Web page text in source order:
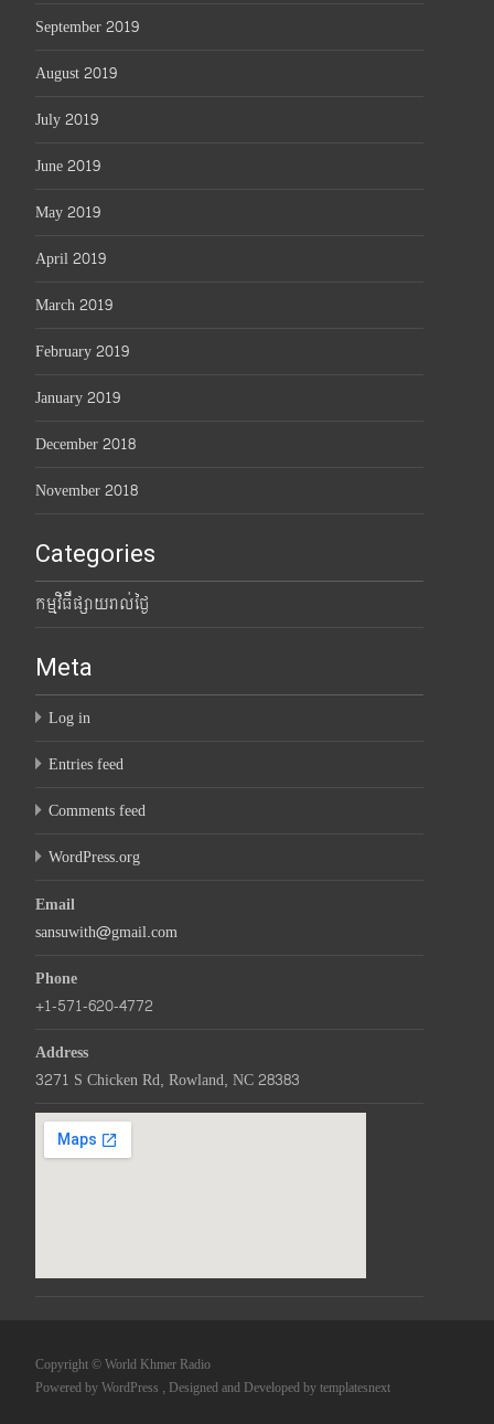
September 2019
August 2019
July 2019
June 2019
May 2019
April 2019
March 2019
February 2019
January 2019
December 2018
November 2018
Categories
កម្មវិធីផ្សាយរាល់ថ្ងៃ
Meta
Log in
Entries feed
Comments feed
WordPress.org
Email
sansuwith@gmail.com
Phone
+1-571-620-4772
Address
3271 S Chicken Rd, Rowland, NC 28383
Copyright © World Khmer Radio
Powered by WordPress , Designed and Developed bytemplatesnext